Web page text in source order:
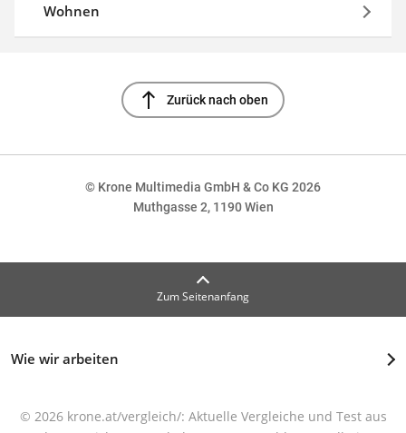
Wohnen
north Zurück nach oben
© Krone Multimedia GmbH & Co KG 2026
Muthgasse 2, 1190 Wien
Zum Seitenanfang
Wie wir arbeiten
© 2026 krone.at/vergleich/: Aktuelle Vergleiche und Test aus